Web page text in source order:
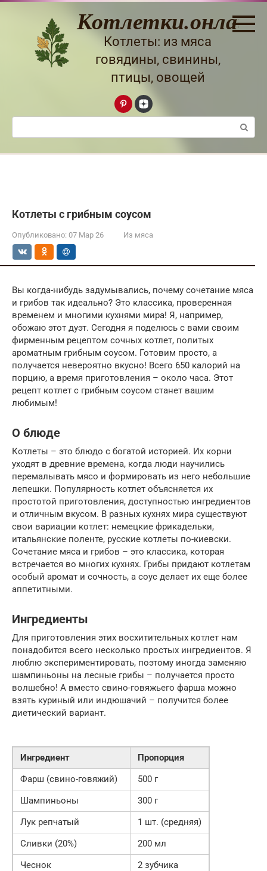
Перейти
Котлетки.онлайн
Котлеты: из мяса
говядины, свинины,
птицы, овощей
Поиск:
Котлеты с грибным соусом
Опубликовано: 07 Мар 26 Из мяса
Вы когда-нибудь задумывались, почему сочетание мяса
и грибов так идеально? Это классика, проверенная
временем и многими кухнями мира! Я, например,
обожаю этот дуэт. Сегодня я поделюсь с вами своим
фирменным рецептом сочных котлет, политых
ароматным грибным соусом. Готовим просто, а
получается невероятно вкусно! Всего 650 калорий на
порцию, а время приготовления – около часа. Этот
рецепт котлет с грибным соусом станет вашим
любимым!
О блюде
Котлеты – это блюдо с богатой историей. Их корни
уходят в древние времена, когда люди научились
перемалывать мясо и формировать из него небольшие
лепешки. Популярность котлет объясняется их
простотой приготовления, доступностью ингредиентов
и отличным вкусом. В разных кухнях мира существуют
свои вариации котлет: немецкие фрикадельки,
итальянские поленте, русские котлеты по-киевски.
Сочетание мяса и грибов – это классика, которая
встречается во многих кухнях. Грибы придают котлетам
особый аромат и сочность, а соус делает их еще более
аппетитными.
Ингредиенты
Для приготовления этих восхитительных котлет нам
понадобится всего несколько простых ингредиентов. Я
люблю экспериментировать, поэтому иногда заменяю
шампиньоны на лесные грибы – получается просто
волшебно! А вместо свино-говяжьего фарша можно
взять куриный или индюшачий – получится более
диетический вариант.
Ингредиент
Пропорция
Фарш (свино-говяжий)
500 г
Шампиньоны
300 г
Лук репчатый
1 шт. (средняя)
Сливки (20%)
200 мл
Чеснок
2 зубчика